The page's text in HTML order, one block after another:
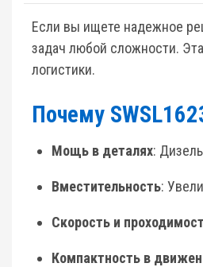
Если вы ищете надежное
задач любой сложности.
логистики.
Почему
Мощь в деталях:
Вместительность:
Скорость и
Компактность в